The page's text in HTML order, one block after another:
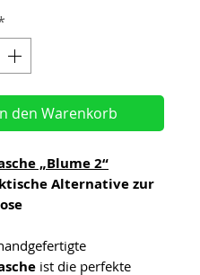
den Warenkorb
„Blume 2“
Alternative zur
ist die perfekte